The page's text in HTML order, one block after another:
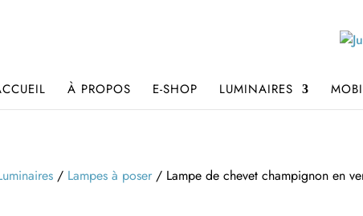
À PROPOS E-SHOP LUMINAIRES
/ Lampes à poser / Lampe de chevet champignon en